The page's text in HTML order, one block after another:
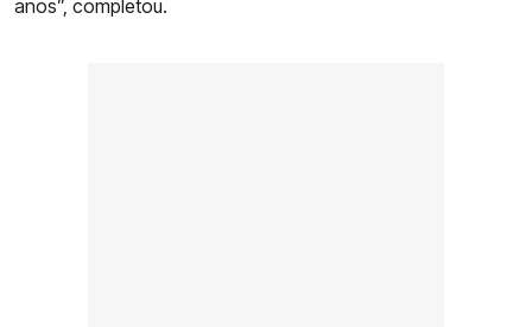
anos”, completou.